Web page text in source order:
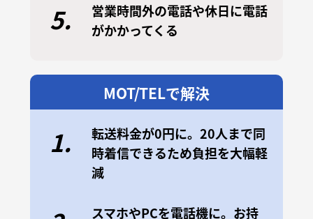
5.
営業時間外の電話や休日に電話
がかかってくる
MOT/TELで解決
1.
転送料金が0円に。20人まで同
時着信できるため負担を大幅軽
減
スマホやPCを電話機に。お持